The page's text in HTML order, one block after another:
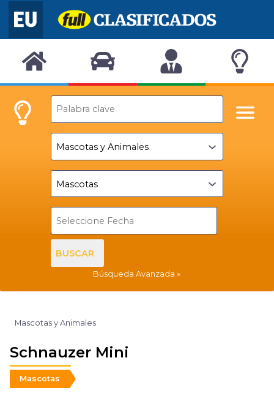
BUSCAR
Búsqueda Avanzada
Mascotas y Animales
Schnauzer Mini
Mascotas